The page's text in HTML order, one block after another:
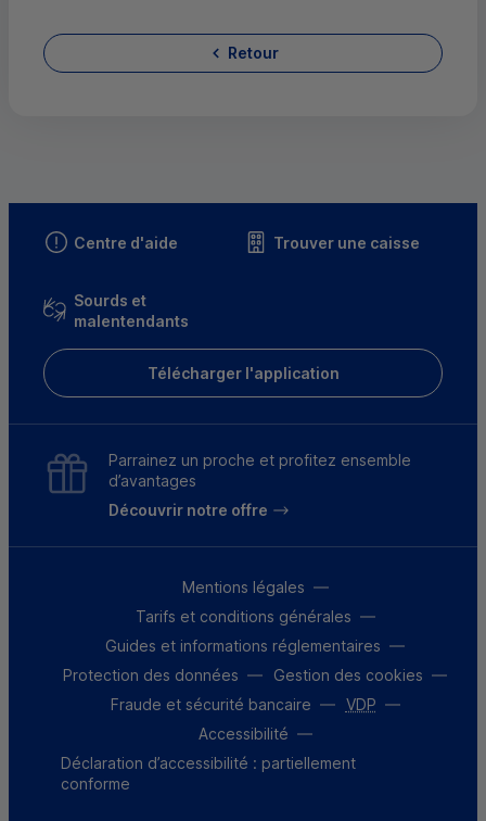
Retour
Centre d'aide Trouver une caisse
Sourds et
malentendants
Télécharger l'application
Parrainez un proche et profitez ensemble
d’avantages
Découvrir notre offre
Mentions légales
Tarifs et conditions générales
Guides et informations réglementaires
Protection des données
Gestion des cookies
Fraude et sécurité bancaire
VDP
Accessibilité
Déclaration d’accessibilité : partiellement
conforme